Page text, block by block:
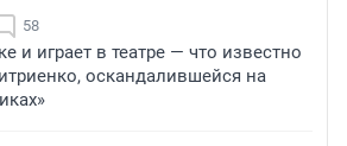
58
и играет в театре — что известно
оскандалившейся на